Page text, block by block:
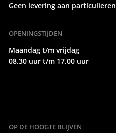
Geen levering aan
OPENINGSTIJDEN
Maandag t/m vrijdag
08.30 uur t/m 17.00 uur
OP DE HOOGTE BLIJVEN